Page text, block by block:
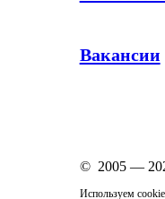
Вакансии
© 2005 —
Используем